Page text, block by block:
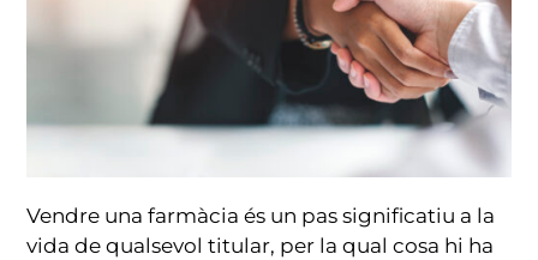
Vendre una farmàcia és un pas significatiu a la
vida de qualsevol titular, per la qual cosa hi ha